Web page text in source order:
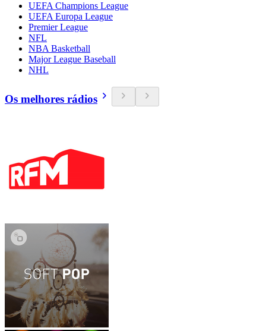
UEFA Champions League
UEFA Europa League
Premier League
NFL
NBA Basketball
Major League Baseball
NHL
Os melhores rádios